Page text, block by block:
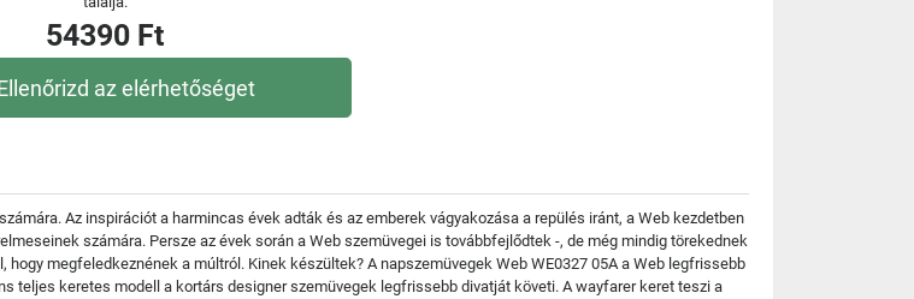
54390 Ft
az elérhetőséget
Az inspirációt a harmincas évek adták és az emberek vágyakozása a repülés iránt, a Web kezdetben
számára. Persze az évek során a Web szemüvegei is továbbfejlődtek -, de még mindig törekednek
megfeledkeznének a múltról. Kinek készültek? A napszemüvegek Web WE0327 05A a Web legfrissebb
teljes keretes modell a kortárs designer szemüvegek legfrissebb divatját követi. A wayfarer keret teszi a